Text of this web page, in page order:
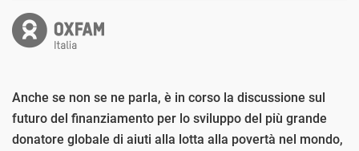
Anche se non se ne parla, è in corso la discussione sul
futuro del finanziamento per lo sviluppo del più grande
donatore globale di aiuti alla lotta alla povertà nel mondo,